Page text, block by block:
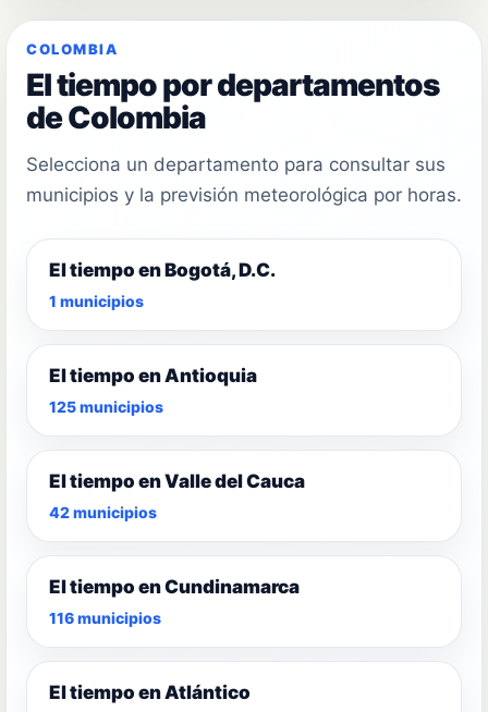
COLOMBIA
El tiempo por departamentos
de Colombia
Selecciona un departamento para consultar sus
municipios y la previsión meteorológica por horas.
El tiempo en Bogotá, D.C.
1 municipios
El tiempo en Antioquia
125 municipios
El tiempo en Valle del Cauca
42 municipios
El tiempo en Cundinamarca
116 municipios
El tiempo en Atlántico